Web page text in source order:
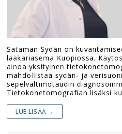
Sataman Sydän on
lääkäriasema Kuopiossa.
ainoa yksityinen
mahdollistaa sydän- ja
sepelvaltimotaudin
Tietokonetomografian lisäksi
LUE LISÄÄ →